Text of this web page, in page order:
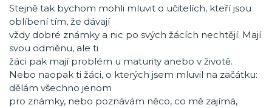
Stejně tak bychom mohli mluvit o učitelích, kteří jsou
oblíbení tím, že dávají
vždy dobré známky a nic po svých žácích nechtějí. Mají
svou odměnu, ale ti
žáci pak mají problém u maturity anebo v životě.
Nebo naopak ti žáci, o kterých jsem mluvil na začátku:
dělám všechno jenom
pro známky, nebo poznávám něco, co mě zajímá,